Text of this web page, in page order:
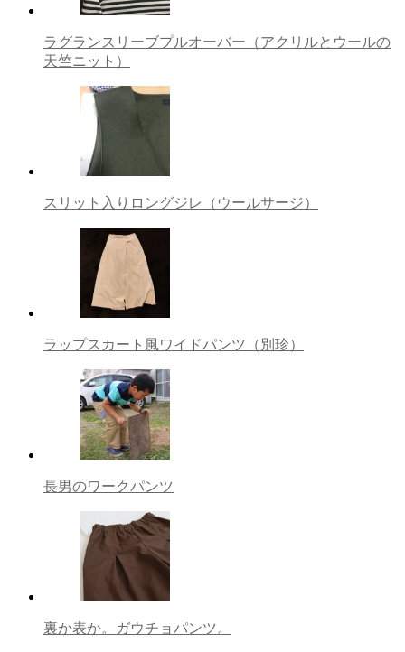
ラグランスリーブプルオーバー（アクリルとウールの
天竺ニット）
スリット入りロングジレ（ウールサージ）
ラップスカート風ワイドパンツ（別珍）
長男のワークパンツ
裏か表か。ガウチョパンツ。